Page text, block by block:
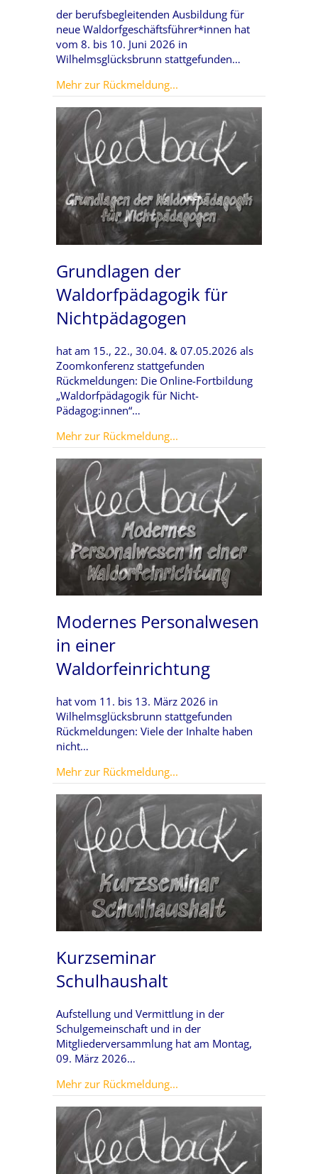
der berufsbegleitenden Ausbildung für
neue Waldorfgeschäftsführer*innen hat
vom 8. bis 10. Juni 2026 in
Wilhelmsglücksbrunn stattgefunden…
Mehr zur Rückmeldung...
Grundlagen der
Waldorfpädagogik für
Nichtpädagogen
hat am 15., 22., 30.04. & 07.05.2026 als
Zoomkonferenz stattgefunden
Rückmeldungen: Die Online-Fortbildung
„Waldorfpädagogik für Nicht-
Pädagog:innen“…
Mehr zur Rückmeldung...
Modernes Personalwesen
in einer
Waldorfeinrichtung
hat vom 11. bis 13. März 2026 in
Wilhelmsglücksbrunn stattgefunden
Rückmeldungen: Viele der Inhalte haben
nicht…
Mehr zur Rückmeldung...
Kurzseminar
Schulhaushalt
Aufstellung und Vermittlung in der
Schulgemeinschaft und in der
Mitgliederversammlung hat am Montag,
09. März 2026…
Mehr zur Rückmeldung...